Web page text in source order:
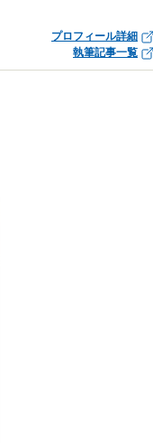
プロフィール詳細
執筆記事一覧